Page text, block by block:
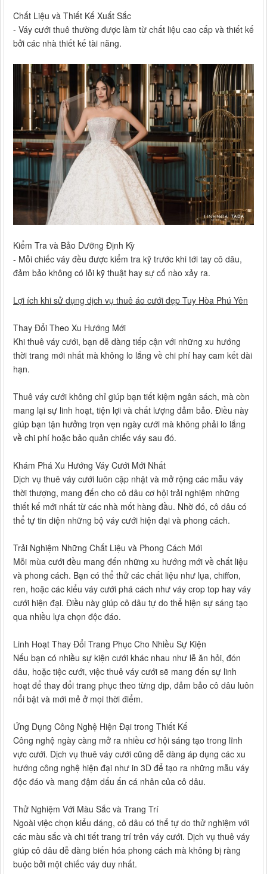
Chất Liệu và Thiết Kế Xuất Sắc
- Váy cưới thuê thường được làm từ chất liệu cao cấp và thiết kế
bởi các nhà thiết kế tài năng.
Kiểm Tra và Bảo Dưỡng Định Kỳ
- Mỗi chiếc váy đều được kiểm tra kỹ trước khi tới tay cô dâu,
đảm bảo không có lỗi kỹ thuật hay sự cố nào xảy ra.
Lợi ích khi sử dụng dịch vụ thuê áo cưới đẹp Tuy Hòa Phú Yên
Thay Đổi Theo Xu Hướng Mới
Khi thuê váy cưới, bạn dễ dàng tiếp cận với những xu hướng
thời trang mới nhất mà không lo lắng về chi phí hay cam kết dài
hạn.
Thuê váy cưới không chỉ giúp bạn tiết kiệm ngân sách, mà còn
mang lại sự linh hoạt, tiện lợi và chất lượng đảm bảo. Điều này
giúp bạn tận hưởng trọn vẹn ngày cưới mà không phải lo lắng
về chi phí hoặc bảo quản chiếc váy sau đó.
Khám Phá Xu Hướng Váy Cưới Mới Nhất
Dịch vụ thuê váy cưới luôn cập nhật và mở rộng các mẫu váy
thời thượng, mang đến cho cô dâu cơ hội trải nghiệm những
thiết kế mới nhất từ các nhà mốt hàng đầu. Nhờ đó, cô dâu có
thể tự tin diện những bộ váy cưới hiện đại và phong cách.
Trải Nghiệm Những Chất Liệu và Phong Cách Mới
Mỗi mùa cưới đều mang đến những xu hướng mới về chất liệu
và phong cách. Bạn có thể thử các chất liệu như lụa, chiffon,
ren, hoặc các kiểu váy cưới phá cách như váy crop top hay váy
cưới hiện đại. Điều này giúp cô dâu tự do thể hiện sự sáng tạo
qua nhiều lựa chọn độc đáo.
Linh Hoạt Thay Đổi Trang Phục Cho Nhiều Sự Kiện
Nếu bạn có nhiều sự kiện cưới khác nhau như lễ ăn hỏi, đón
dâu, hoặc tiệc cưới, việc thuê váy cưới sẽ mang đến sự linh
hoạt để thay đổi trang phục theo từng dịp, đảm bảo cô dâu luôn
nổi bật và mới mẻ ở mọi thời điểm.
Ứng Dụng Công Nghệ Hiện Đại trong Thiết Kế
Công nghệ ngày càng mở ra nhiều cơ hội sáng tạo trong lĩnh
vực cưới. Dịch vụ thuê váy cưới cũng dễ dàng áp dụng các xu
hướng công nghệ hiện đại như in 3D để tạo ra những mẫu váy
độc đáo và mang đậm dấu ấn cá nhân của cô dâu.
Thử Nghiệm Với Màu Sắc và Trang Trí
Ngoài việc chọn kiểu dáng, cô dâu có thể tự do thử nghiệm với
các màu sắc và chi tiết trang trí trên váy cưới. Dịch vụ thuê váy
giúp cô dâu dễ dàng biến hóa phong cách mà không bị ràng
buộc bởi một chiếc váy duy nhất.